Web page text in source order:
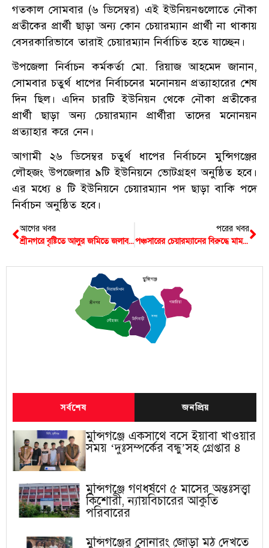
গতকাল সোমবার (৬ ডিসেম্বর) এই ইউনিয়নগুলোতে নৌকা
প্রতীকের প্রার্থী ছাড়া অন্য কোন চেয়ারম্যান প্রার্থী না থাকায়
বেসরকারিভাবে তারাই চেয়ারম্যান নির্বাচিত হতে যাচ্ছেন।
উপজেলা নির্বাচন কর্মকর্তা মো. রিয়াজ আহমেদ জানান,
সোমবার চতুর্থ ধাপের নির্বাচনের মনোনয়ন প্রত্যাহারের শেষ
দিন ছিল। এদিন চারটি ইউনিয়ন থেকে নৌকা প্রতীকের
প্রার্থী ছাড়া অন্য চেয়ারম্যান প্রার্থীরা তাদের মনোনয়ন
প্রত্যাহার করে নেন।
আগামী ২৬ ডিসেম্বর চতুর্থ ধাপের নির্বাচনে মুন্সিগঞ্জের
লৌহজং উপজেলার ৯টি ইউনিয়নে ভোটগ্রহণ অনুষ্ঠিত হবে।
এর মধ্যে ৪ টি ইউনিয়নে চেয়ারম্যান পদ ছাড়া বাকি পদে
নির্বাচন অনুষ্ঠিত হবে।
আগের খবর
শ্রীনগরে বৃষ্টিতে আলুর জমিতে জলাবদ্ধতা
পরের খবর
পঞ্চসারের চেয়ারম্যানের বিরুদ্ধে মামলার পর জীবন নিয়ে শঙ্কার কথা জানালেন বাদী
শ্রীনগর
সিরাজদিখান
টংগিবাড়ী
সদর
গজারিয়া
লৌহজং
মুন্সিগঞ্জ
সর্বশেষ জনপ্রিয়
মুন্সিগঞ্জে একসাথে বসে ইয়াবা খাওয়ার
সময় ‘দুঃসম্পর্কের বন্ধু’সহ গ্রেপ্তার ৪
মুন্সিগঞ্জে গণধর্ষণে ৫ মাসের অন্তঃসত্ত্বা
কিশোরী, ন্যায়বিচারের আকুতি
পরিবারের
মুন্সিগঞ্জের সোনারং জোড়া মঠ দেখতে